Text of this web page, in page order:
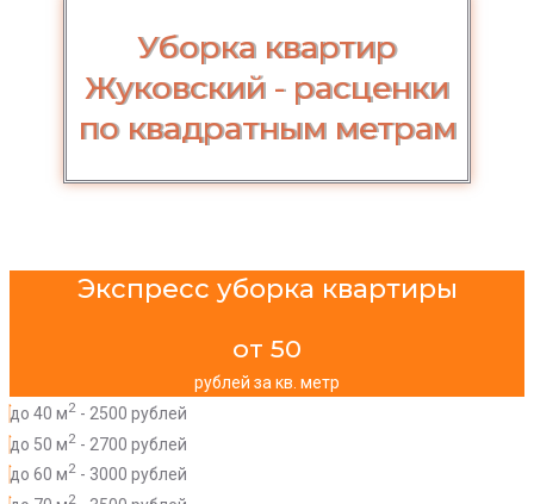
Уборка квартир
Жуковский - расценки
по квадратным метрам
Экспресс уборка квартиры
от 50
рублей за кв. метр
до 40 м2 - 2500 рублей
до 50 м2 - 2700 рублей
до 60 м2 - 3000 рублей
2